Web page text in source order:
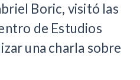
Boric, visitó las
de Estudios
una charla sobre